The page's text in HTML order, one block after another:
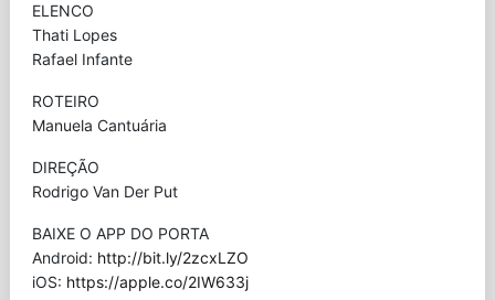
ELENCO
Thati Lopes
Rafael Infante
ROTEIRO
Manuela Cantuária
DIREÇÃO
Rodrigo Van Der Put
BAIXE O APP DO PORTA
Android: http://bit.ly/2zcxLZO
iOS: https://apple.co/2IW633j